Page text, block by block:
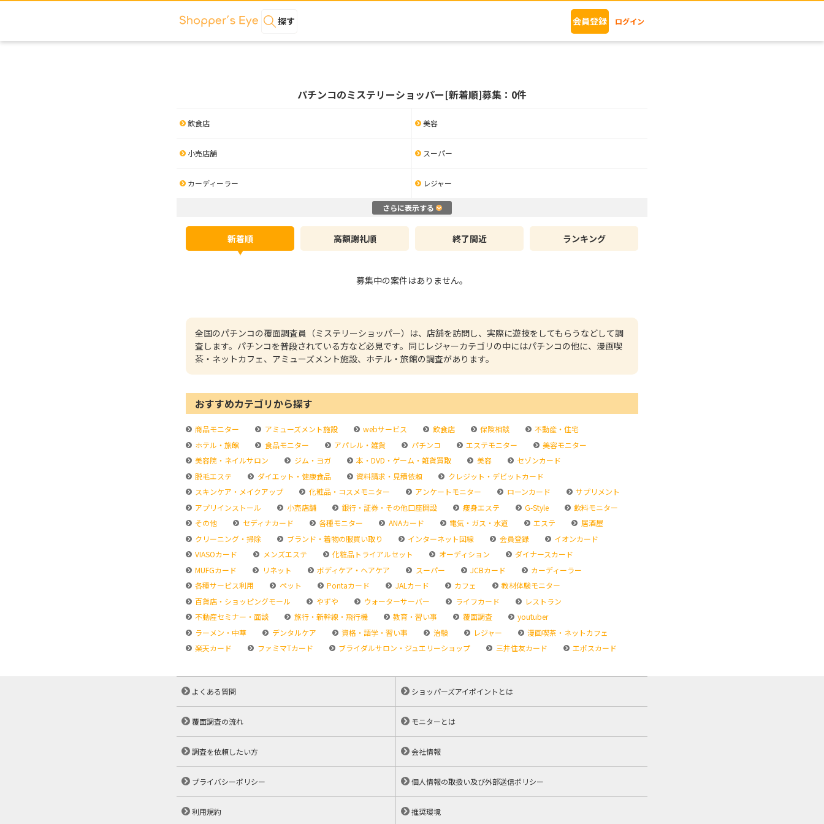
探す 会員登録 ログイン
パチンコのミステリーショッパー[新着順]募集：0件
飲食店 美容
小売店舗 スーパー
カーディーラー レジャー
さらに表示する
新着順 高額謝礼順 終了間近 ランキング
募集中の案件はありません。
全国のパチンコの覆面調査員（ミステリーショッパー）は、店舗を訪問し、実際に遊技をしてもらうなどして調
査します。パチンコを普段されている方など必見です。同じレジャーカテゴリの中にはパチンコの他に、漫画喫
茶・ネットカフェ、アミューズメント施設、ホテル・旅館の調査があります。
おすすめカテゴリから探す
商品モニター アミューズメント施設 webサービス 飲食店 保険相談
不動産・住宅
ホテル・旅館
食品モニター アパレル・雑貨 パチンコ エステモニター
美容モニター
美容院・ネイルサロン
ジム・ヨガ 本・DVD・ゲーム・雑貨買取 美容
セゾンカード
脱毛エステ
ダイエット・健康食品 資料請求・見積依頼
クレジット・デビットカード
スキンケア・メイクアップ
化粧品・コスメモニター アンケートモニター ローンカード
サプリメント
アプリインストール
小売店舗 銀行・証券・その他口座開設 痩身エステ G-Style
飲料モニター
その他
セディナカード 各種モニター ANAカード 電気・ガス・水道 エステ
居酒屋
クリーニング・掃除
ブランド・着物の服買い取り インターネット回線 会員登録
イオンカード
VIASOカード
メンズエステ 化粧品トライアルセット オーディション
ダイナースカード
MUFGカード
リネット ボディケア・ヘアケア スーパー JCBカード
カーディーラー
各種サービス利用
ペット Pontaカード JALカード カフェ
教材体験モニター
百貨店・ショッピングモール
やずや ウォーターサーバー ライフカード
レストラン
不動産セミナー・面談
旅行・新幹線・飛行機 教育・習い事 覆面調査
youtuber
ラーメン・中華
デンタルケア 資格・語学・習い事 治験 レジャー
漫画喫茶・ネットカフェ
楽天カード
ファミマTカード ブライダルサロン・ジュエリーショップ 三井住友カード エポスカード
よくある質問 ショッパーズアイポイントとは
覆面調査の流れ モニターとは
調査を依頼したい方 会社情報
プライバシーポリシー 個人情報の取扱い及び外部送信ポリシー
利用規約 推奨環境